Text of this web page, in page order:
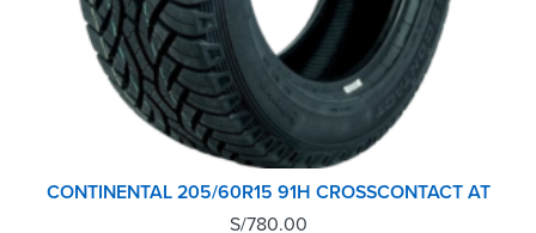
CONTINENTAL 205/60R15 91H CROSSCONTACT AT
S/780.00